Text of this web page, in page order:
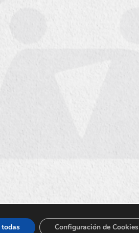
Configuración de Cookies